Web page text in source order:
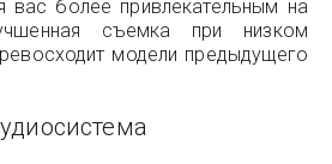
вас более привлекательным на
съемка при низком
модели предыдущего